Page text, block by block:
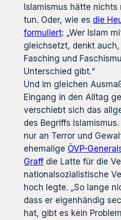
Islamismus hätte nichts
tun. Oder, wie es die
formuliert: „Wer Islam
gleichsetzt, denkt
Fasching und
Unterschied gibt.“
Und im gleichen
Eingang in den Alltag
verschiebt sich das
des Begriffs
nur an Terror und
ehemalige ÖVP-
Graff die Latte für die
nationalsozialistische
hoch legte. „So lange
dass er eigenhändig
hat, gibt es kein